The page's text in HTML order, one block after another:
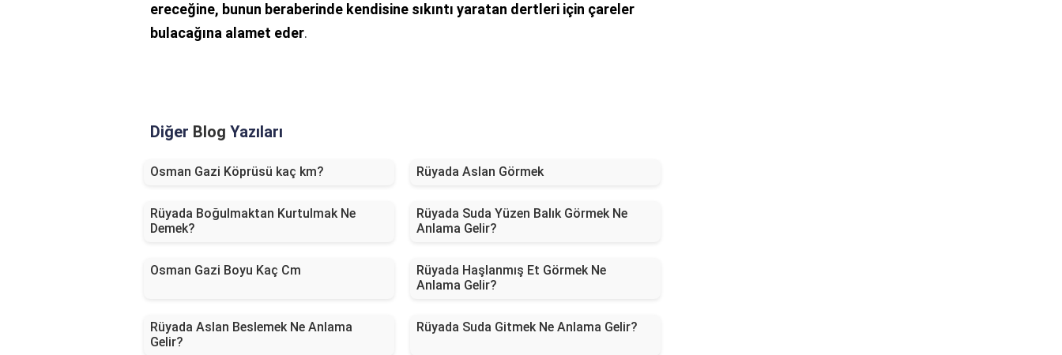
ereceğine, bunun beraberinde kendisine sıkıntı yaratan dertleri için çareler
bulacağına alamet eder.
Diğer Blog Yazıları
Osman Gazi Köprüsü kaç km? Rüyada Aslan Görmek
Rüyada Boğulmaktan Kurtulmak Ne
Demek?
Rüyada Suda Yüzen Balık Görmek Ne
Anlama Gelir?
Osman Gazi Boyu Kaç Cm
Rüyada Haşlanmış Et Görmek Ne
Anlama Gelir?
Rüyada Aslan Beslemek Ne Anlama
Gelir?
Rüyada Suda Gitmek Ne Anlama Gelir?